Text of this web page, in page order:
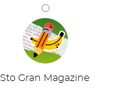
Sto Gran Magazine